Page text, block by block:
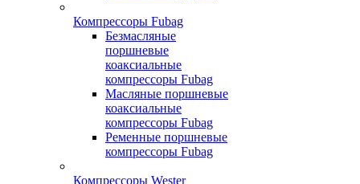
Компрессоры Fubag
Безмасляные
поршневые
коаксиальные
компрессоры Fubag
Масляные поршневые
коаксиальные
компрессоры Fubag
Ременные поршневые
компрессоры Fubag
Компрессоры Wester